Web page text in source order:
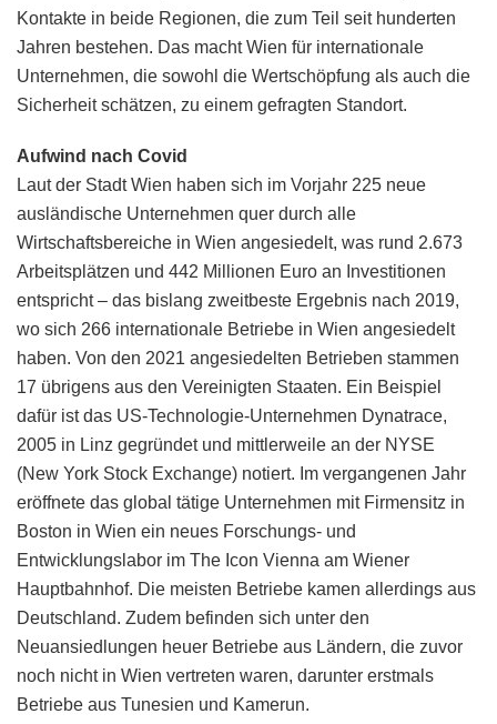
Kontakte in beide Regionen, die zum Teil seit hunderten
Jahren bestehen. Das macht Wien für internationale
Unternehmen, die sowohl die Wertschöpfung als auch die
Sicherheit schätzen, zu einem gefragten Standort.
Aufwind nach Covid
Laut der Stadt Wien haben sich im Vorjahr 225 neue
ausländische Unternehmen quer durch alle
Wirtschaftsbereiche in Wien angesiedelt, was rund 2.673
Arbeitsplätzen und 442 Millionen Euro an Investitionen
entspricht – das bislang zweitbeste Ergebnis nach 2019,
wo sich 266 internationale Betriebe in Wien angesiedelt
haben. Von den 2021 angesiedelten Betrieben stammen
17 übrigens aus den Vereinigten Staaten. Ein Beispiel
dafür ist das US-Technologie-Unternehmen Dynatrace,
2005 in Linz gegründet und mittlerweile an der NYSE
(New York Stock Exchange) notiert. Im vergangenen Jahr
eröffnete das global tätige Unternehmen mit Firmensitz in
Boston in Wien ein neues Forschungs- und
Entwicklungslabor im The Icon Vienna am Wiener
Hauptbahnhof. Die meisten Betriebe kamen allerdings aus
Deutschland. Zudem befinden sich unter den
Neuansiedlungen heuer Betriebe aus Ländern, die zuvor
noch nicht in Wien vertreten waren, darunter erstmals
Betriebe aus Tunesien und Kamerun.